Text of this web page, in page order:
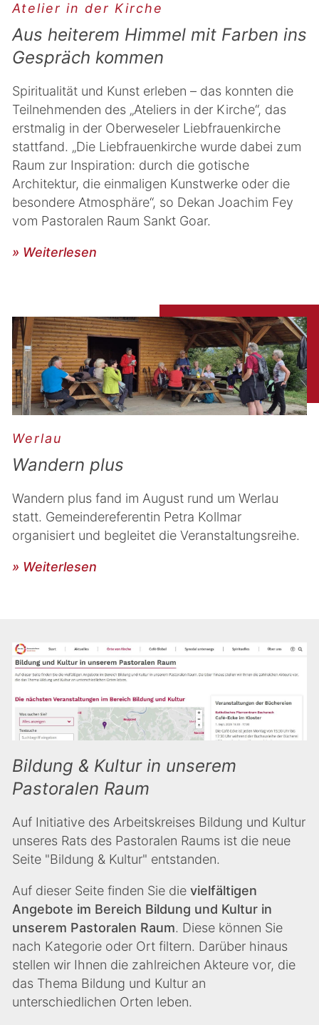
Atelier in der Kirche
Aus heiterem Himmel mit Farben ins
Gespräch kommen
Spiritualität und Kunst erleben – das konnten die
Teilnehmenden des „Ateliers in der Kirche“, das
erstmalig in der Oberweseler Liebfrauenkirche
stattfand. „Die Liebfrauenkirche wurde dabei zum
Raum zur Inspiration: durch die gotische
Architektur, die einmaligen Kunstwerke oder die
besondere Atmosphäre“, so Dekan Joachim Fey
vom Pastoralen Raum Sankt Goar.
» Weiterlesen
Werlau
Wandern plus
Wandern plus fand im August rund um Werlau
statt. Gemeindereferentin Petra Kollmar
organisiert und begleitet die Veranstaltungsreihe.
» Weiterlesen
Bildung & Kultur in unserem
Pastoralen Raum
Auf Initiative des Arbeitskreises Bildung und Kultur
unseres Rats des Pastoralen Raums ist die neue
Seite "Bildung & Kultur" entstanden.
Auf dieser Seite finden Sie die vielfältigen
Angebote im Bereich Bildung und Kultur in
unserem Pastoralen Raum. Diese können Sie
nach Kategorie oder Ort filtern. Darüber hinaus
stellen wir Ihnen die zahlreichen Akteure vor, die
das Thema Bildung und Kultur an
unterschiedlichen Orten leben.